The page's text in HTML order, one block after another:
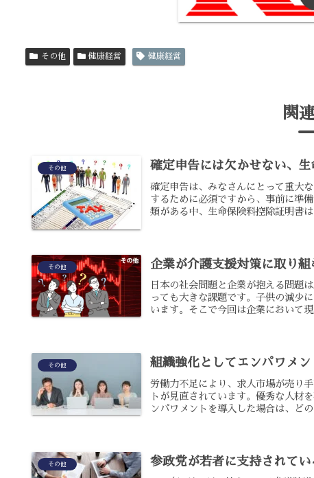
その他 健康経営 健康経営
関
その他 確定申告には欠かせない、
確定申告は、みなさんにとって重大
するために必須ですから、事前に準
類がある中、生命保険料控除証明書
その他 企業が介護支援対策に取り
日本の社会問題と企業が抱える問題
っても大きな課題です。子供の減少
います。そこで今回は企業において
その他 組織強化としてエンパワメン
労働力不足により、求人市場が売り
トが見直されています。優秀な人材
ンパワメントを導入した場合は、ど
その他 参政党が若者に支持されてい